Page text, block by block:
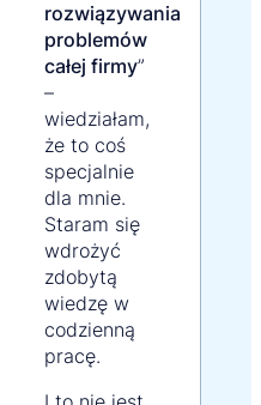
rozwiązywania
problemów
całej firmy”
–
wiedziałam,
że to coś
specjalnie
dla mnie.
Staram się
wdrożyć
zdobytą
wiedzę w
codzienną
pracę.